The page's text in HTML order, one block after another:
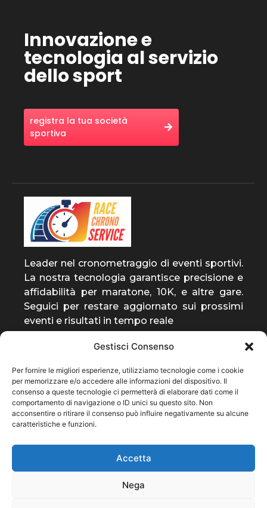
Gestisci Consenso
Per fornire le migliori esperienze, utilizziamo tecnologie come i cookie
per memorizzare e/o accedere alle informazioni del dispositivo. Il
consenso a queste tecnologie ci permetterà di elaborare dati come il
comportamento di navigazione o ID unici su questo sito. Non
acconsentire o ritirare il consenso può influire negativamente su alcune
caratteristiche e funzioni.
Accetta
Nega
Innovazione e
tecnologia al servizio
dello sport
registra la tua società
sportiva
Leader nel cronometraggio di eventi sportivi.
La nostra tecnologia garantisce precisione e
affidabilità per maratone, 10K, e altre gare.
Seguici per restare aggiornato sui prossimi
eventi e risultati in tempo reale
entra a far parte della
community
ti invieremo solo notizie rilevanti sulla nostra
attività